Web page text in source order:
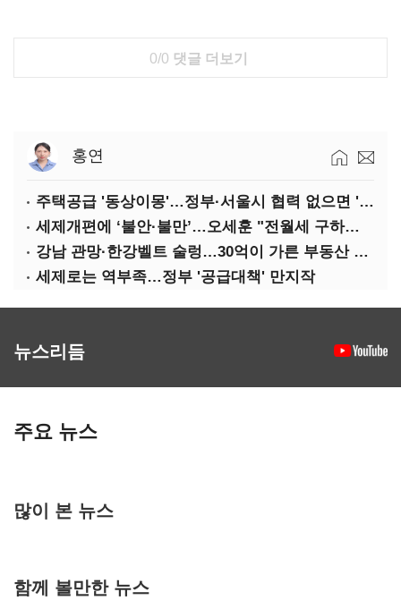
0/0 댓글 더보기
홍연
주택공급 '동상이몽'…정부·서울시 협력 없으면 '공수표'
세제개편에 ‘불안·불만’…오세훈 "전월세 구하기 더 힘들어질 것"
강남 관망·한강벨트 술렁…30억이 가른 부동산 민심
세제로는 역부족…정부 '공급대책' 만지작
뉴스리듬
주요 뉴스
많이 본 뉴스
함께 볼만한 뉴스